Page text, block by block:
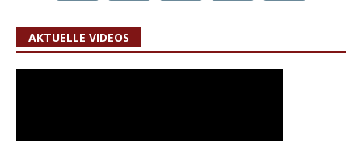
AKTUELLE VIDEOS